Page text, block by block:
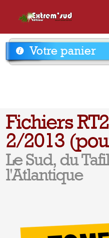
Votre panier
Fichiers
2/2013
Le Sud, du
l'Atlantique